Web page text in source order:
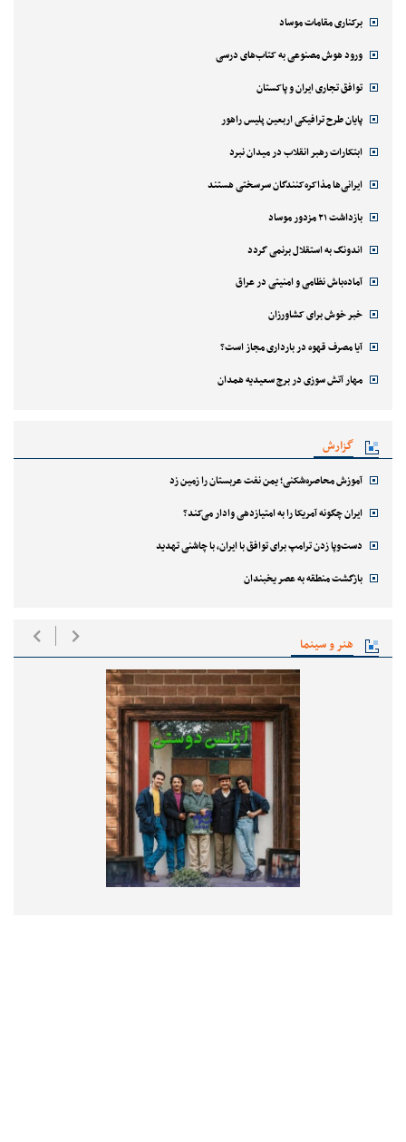
برکناری مقامات موساد
ورود هوش مصنوعی به کتاب‌های درسی
توافق تجاری ایران و پاکستان
پایان طرح ترافیکی اربعین پلیس راهور
ابتکارات رهبر انقلاب در میدان نبرد
ایرانی‌ها مذاکره‌کنندگان سرسختی هستند
بازداشت ۲۱ مزدور موساد
اندونگ به استقلال برنمی گردد
آماده‌باش نظامی و امنیتی در عراق
خبر خوش برای کشاورزان
آیا مصرف قهوه در بارداری مجاز است؟
مهار آتش سوزی در برج سعیدیه همدان
گزارش
آموزش محاصره‌شکنی؛ یمن نفت عربستان را زمین زد
ایران چگونه آمریکا را به امتیازدهی وادار می‌کند؟
دست‌وپا زدن ترامپ برای توافق با ایران، با چاشنی تهدید
بازگشت منطقه به عصر یخبندان
هنر و سینما